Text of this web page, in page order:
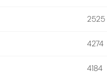
2525
4274
4184